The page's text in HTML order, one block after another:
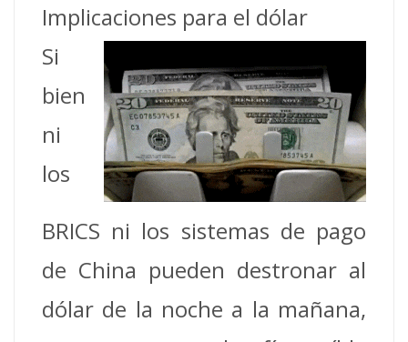
Implicaciones para el dólar
Si
bien
ni
los
BRICS ni los sistemas de pago
de China pueden destronar al
dólar de la noche a la mañana,